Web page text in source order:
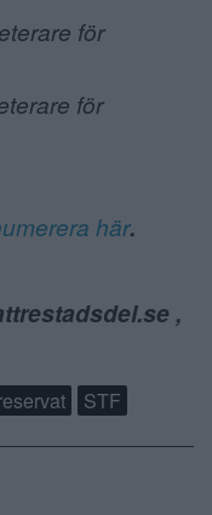
för
för
här.
,
STF